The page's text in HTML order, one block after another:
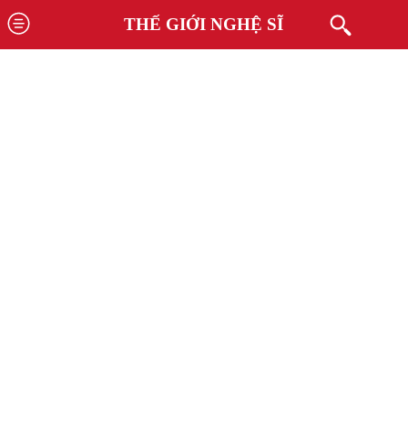
THẾ GIỚI NGHỆ SĨ